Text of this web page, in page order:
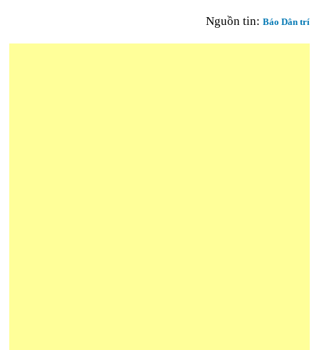
Nguồn tin: Báo Dân trí